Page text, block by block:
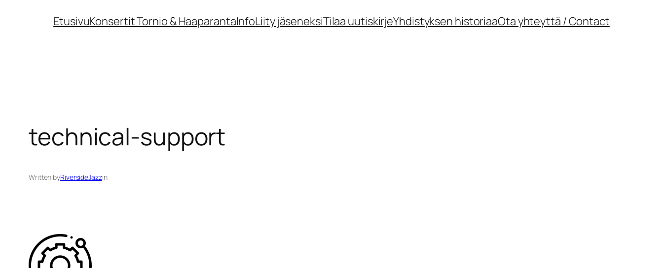
EtusivuKonsertit Tornio & HaaparantaInfoLiity jäseneksiTilaa uutiskirjeYhdistyksen historiaaOta yhteyttä / Contact
technical-support
Written byRiversideJazzin